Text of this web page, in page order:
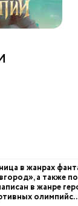
в жанрах
а также
в жанре